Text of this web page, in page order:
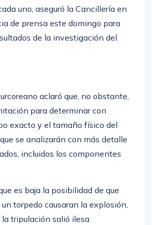
uno, aseguró la Cancillería en
de prensa este domingo para
de la investigación del
aclaró que, no obstante,
para determinar con
exacto y el tamaño físico del
se analizarán con más detalle
incluidos los componentes
es baja la posibilidad de que
torpedo causaran la explosión,
tripulación salió ilesa.